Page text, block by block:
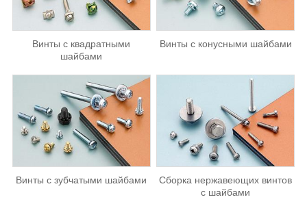
Винты с квадратными
шайбами
Винты с конусными шайбами
Винты с зубчатыми шайбами
Сборка нержавеющих винтов
с шайбами